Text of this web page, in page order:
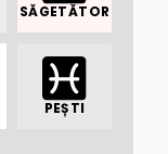
SĂGETĂTOR
PEȘTI